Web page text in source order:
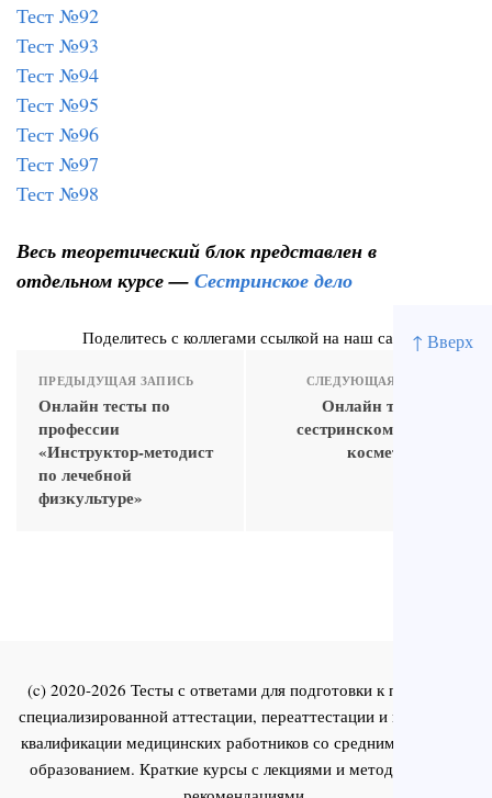
↑ Вверх
Тест №92
Тест №93
Тест №94
Тест №95
Тест №96
Тест №97
Тест №98
Весь теоретический блок представлен в
отдельном курсе — Сестринское дело
Поделитесь с коллегами ссылкой на наш сайт
ПРЕДЫДУЩАЯ ЗАПИСЬ
Онлайн тесты по
профессии
«Инструктор-методист
по лечебной
физкультуре»
СЛЕДУЮЩАЯ ЗАПИСЬ
Онлайн тесты по
сестринскому делу в
косметологии
(c) 2020-2026 Тесты с ответами для подготовки к первичной
специализированной аттестации, переаттестации и повышения
квалификации медицинских работников со средним и высшим
образованием. Краткие курсы с лекциями и методическими